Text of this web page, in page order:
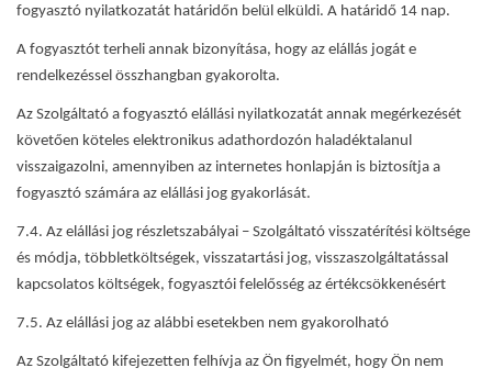
fogyasztó nyilatkozatát határidőn belül elküldi. A határidő 14 nap.
A fogyasztót terheli annak bizonyítása, hogy az elállás jogát e
rendelkezéssel összhangban gyakorolta.
Az Szolgáltató a fogyasztó elállási nyilatkozatát annak megérkezését
követően köteles elektronikus adathordozón haladéktalanul
visszaigazolni, amennyiben az internetes honlapján is biztosítja a
fogyasztó számára az elállási jog gyakorlását.
7.4. Az elállási jog részletszabályai – Szolgáltató visszatérítési költsége
és módja, többletköltségek, visszatartási jog, visszaszolgáltatással
kapcsolatos költségek, fogyasztói felelősség az értékcsökkenésért
7.5. Az elállási jog az alábbi esetekben nem gyakorolható
Az Szolgáltató kifejezetten felhívja az Ön figyelmét, hogy Ön nem